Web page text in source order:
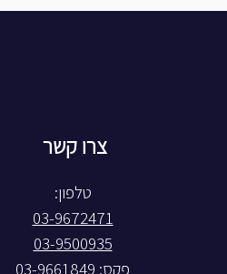
צרו קשר
טלפון:
03-9672471
03-9500935
פקס: 03-9661849